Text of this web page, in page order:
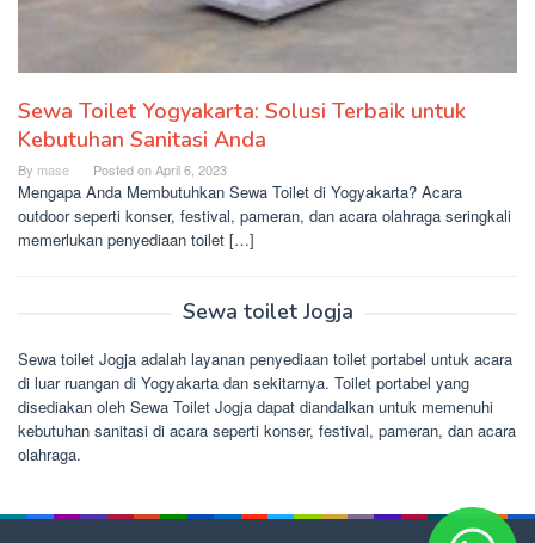
Sewa Toilet Yogyakarta: Solusi Terbaik untuk
Kebutuhan Sanitasi Anda
By mase Posted onApril 6, 2023
Mengapa Anda Membutuhkan Sewa Toilet di Yogyakarta? Acara
outdoor seperti konser, festival, pameran, dan acara olahraga seringkali
memerlukan penyediaan toilet […]
Sewa toilet Jogja
Sewa toilet Jogja adalah layanan penyediaan toilet portabel untuk acara
di luar ruangan di Yogyakarta dan sekitarnya. Toilet portabel yang
disediakan oleh Sewa Toilet Jogja dapat diandalkan untuk memenuhi
kebutuhan sanitasi di acara seperti konser, festival, pameran, dan acara
olahraga.